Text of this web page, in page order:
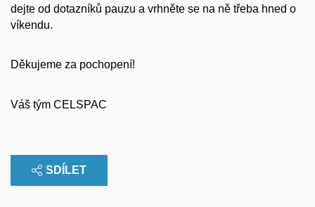
dejte od dotazníků pauzu a vrhněte se na ně třeba hned o
víkendu.
Děkujeme za pochopení!
Váš tým CELSPAC
SDÍLET